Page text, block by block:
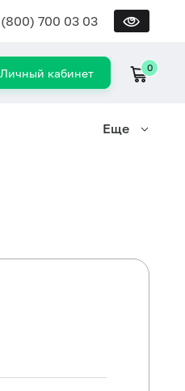
(800) 700 03 03
Личный кабинет 0
Еще